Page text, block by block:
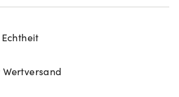
Wertversand